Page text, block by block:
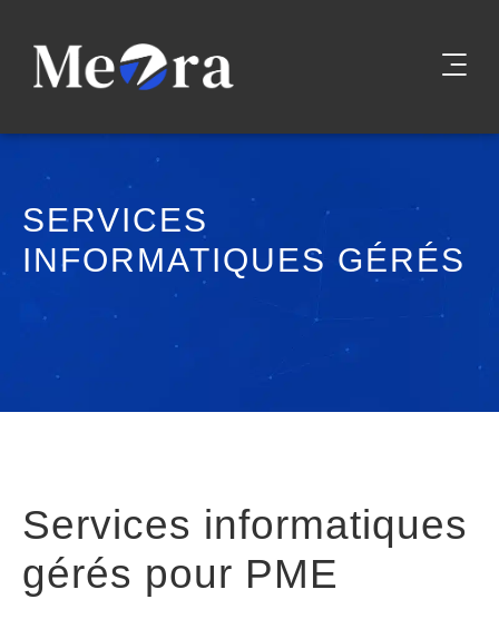
SERVICES
INFORMATIQUES GÉRÉS
Services informatiques
gérés pour PME